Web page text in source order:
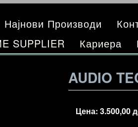
Најнови Производи
SUPPLIER Кариера
AUDIO
Цена:3.500,00